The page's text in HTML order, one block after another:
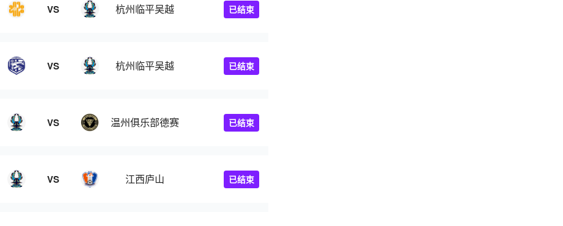
VS 杭州临平吴越 已结束
VS 杭州临平吴越 已结束
VS 温州俱乐部德赛 已结束
VS 江西庐山 已结束